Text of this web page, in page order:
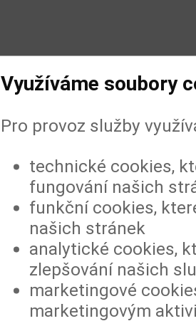
Využíváme soubory
Pro provoz služby
technické cookies,
fungování našich
funkční cookies,
našich stránek
analytické cookies,
zlepšování našich
marketingové
marketingovým